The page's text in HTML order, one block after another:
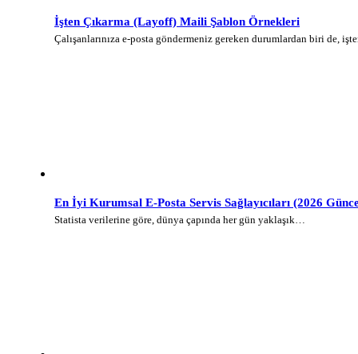
İşten Çıkarma (Layoff) Maili Şablon Örnekleri
Çalışanlarınıza e-posta göndermeniz gereken durumlardan biri de,
En İyi Kurumsal E-Posta Servis Sağlayıcıları (2026
Statista verilerine göre, dünya çapında her gün yaklaşık…